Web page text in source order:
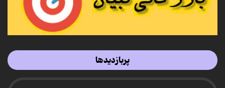
پربازدیدها